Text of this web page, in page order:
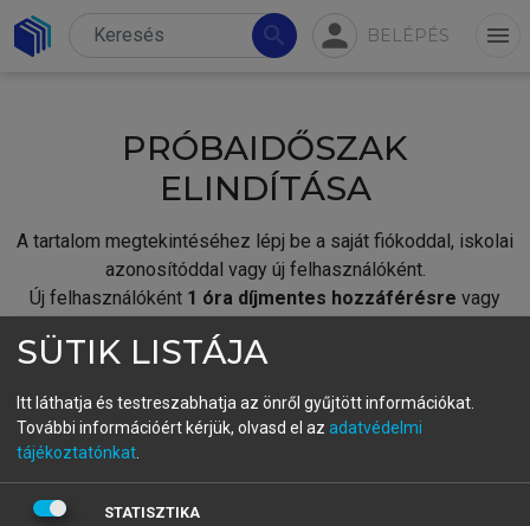
search person BELÉPÉS menu
PRÓBAIDŐSZAK
ELINDÍTÁSA
A tartalom megtekintéséhez lépj be a saját fiókoddal, iskolai
azonosítóddal vagy új felhasználóként.
Új felhasználóként 1 óra díjmentes hozzáférésre vagy
fiókoddal,vagy hozz létre új fiókot.
A regisztráció után apróbaidőszakautomatikusan
BELÉPÉS SAJÁT FIÓKKAL
SÜTIK LISTÁJA
Itt láthatja és testreszabhatja az önről gyűjtött információkat.
További információért kérjük, olvasd el az adatvédelmi
tájékoztatónkat
STATISZTIKA